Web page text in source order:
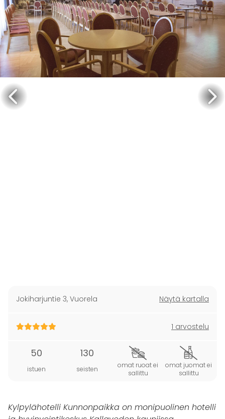
Jokiharjuntie 3, Vuorela Näytä kartalla
1 arvostelu
50
istuen
130
seisten
omat ruoat ei
sallittu
omat juomat ei
sallittu
Kylpylähotelli Kunnonpaikka on monipuolinen hotelli